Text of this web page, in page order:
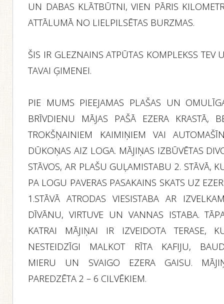
UN DABAS KLĀTBŪTNI, VIEN PĀRIS
ATTĀLUMĀ NO LIELPILSĒTAS BURZMAS.
ŠIS IR GLEZNAINS ATPŪTAS KOMPLEKSS TEV
TAVAI ĢIMENEI.
PIE MUMS PIEEJAMAS PLAŠAS UN
BRĪVDIENU MĀJAS PAŠĀ EZERA KRASTĀ,
TROKŠŅAINIEM KAIMIŅIEM VAI
DŪKOŅAS AIZ LOGA. MĀJIŅAS IZBŪVĒTAS
STĀVOS, AR PLAŠU GUĻAMISTABU 2. STĀVĀ,
PA LOGU PAVERAS PASAKAINS SKATS UZ
1.STĀVĀ ATRODAS VIESISTABA AR
DĪVĀNU, VIRTUVE UN VANNAS ISTABA.
KATRAI MĀJIŅAI IR IZVEIDOTA TERASE,
NESTEIDZĪGI MALKOT RĪTA KAFIJU,
MIERU UN SVAIGO EZERA GAISU.
PAREDZĒTA 2 – 6 CILVĒKIEM.